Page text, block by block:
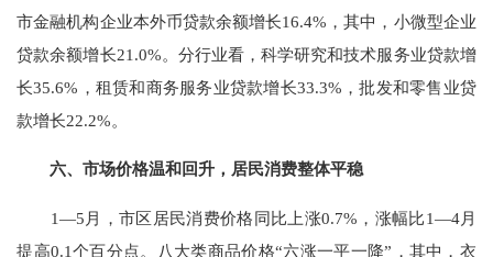
市金融机构企业本外币贷款余额增长16.4% ，其中，小微型企业
贷款余额增长21.0%。分行业看，科学研究和技术服务业贷款增
长35.6% ，租赁和商务服务业贷款增长33.3% ，批发和零售业贷
款增长22.2%。
六、市场价格温和回升，居民消费整体平稳
1—5 月，市区居民消费价格同比上涨0.7% ，涨幅比1—4月
提高0.1个百分点。八大类商品价格“六涨一平一降”，其中，衣